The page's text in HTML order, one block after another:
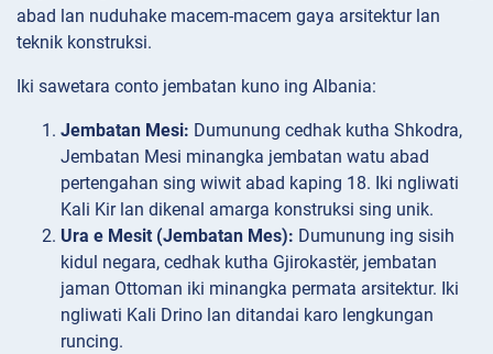
abad lan nuduhake macem-macem gaya arsitektur lan
teknik konstruksi.
Iki sawetara conto jembatan kuno ing Albania:
Jembatan Mesi: Dumunung cedhak kutha Shkodra,
Jembatan Mesi minangka jembatan watu abad
pertengahan sing wiwit abad kaping 18. Iki ngliwati
Kali Kir lan dikenal amarga konstruksi sing unik.
Ura e Mesit (Jembatan Mes): Dumunung ing sisih
kidul negara, cedhak kutha Gjirokastër, jembatan
jaman Ottoman iki minangka permata arsitektur. Iki
ngliwati Kali Drino lan ditandai karo lengkungan
runcing.